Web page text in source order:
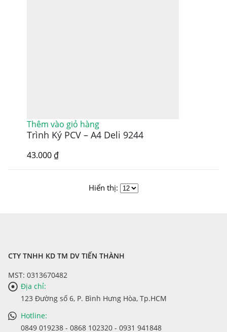
Thêm vào giỏ hàng
Trình Ký PCV – A4 Deli 9244
43.000 ₫
Hiển thị:
CTY TNHH KD TM DV TIẾN THÀNH
MST: 0313670482
Địa chỉ:
123 Đường số 6, P. Bình Hưng Hòa, Tp.HCM
Hotline:
0849 019238 - 0868 102320 - 0931 941848